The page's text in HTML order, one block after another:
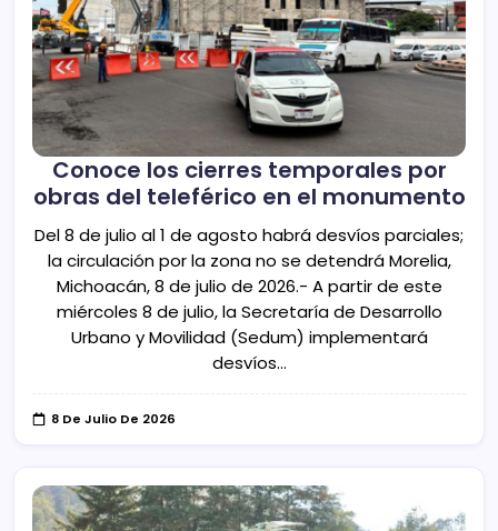
Conoce los cierres temporales por
obras del teleférico en el monumento
Del 8 de julio al 1 de agosto habrá desvíos parciales;
la circulación por la zona no se detendrá Morelia,
Michoacán, 8 de julio de 2026.- A partir de este
miércoles 8 de julio, la Secretaría de Desarrollo
Urbano y Movilidad (Sedum) implementará
desvíos…
8 De Julio De 2026